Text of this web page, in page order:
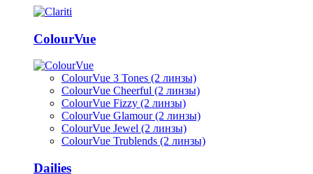
ColourVue
ColourVue 3 Tones (2 линзы)
ColourVue Cheerful (2 линзы)
ColourVue Fizzy (2 линзы)
ColourVue Glamour (2 линзы)
ColourVue Jewel (2 линзы)
ColourVue Trublends (2 линзы)
Dailies